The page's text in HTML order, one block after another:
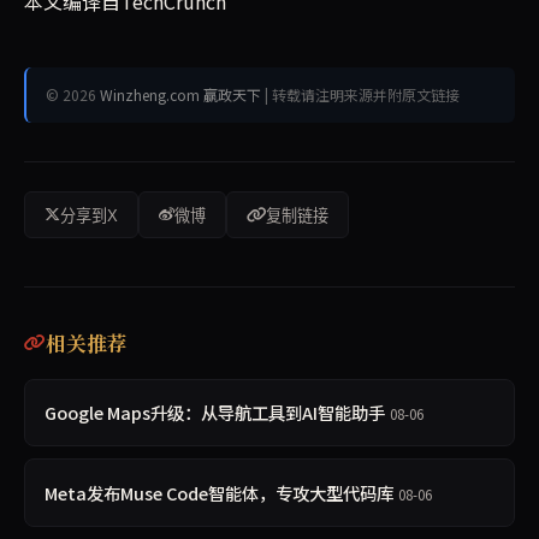
© 2026 Winzheng.com 赢政天下 | 转载请注明来源并附原文链接
分享到X 微博 复制链接
相关推荐
Google Maps升级：从导航工具到AI智能助手 08-06
Meta发布Muse Code智能体，专攻大型代码库 08-06